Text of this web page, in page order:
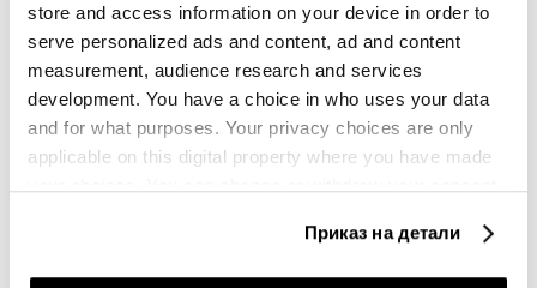
store and access information on your device in order to
serve personalized ads and content, ad and content
measurement, audience research and services
development. You have a choice in who uses your data
and for what purposes. Your privacy choices are only
applicable on this digital property where you have made
Приказ на детали
стабилност на Народната банка.
Цените на недвижностите во Дубаи
бум